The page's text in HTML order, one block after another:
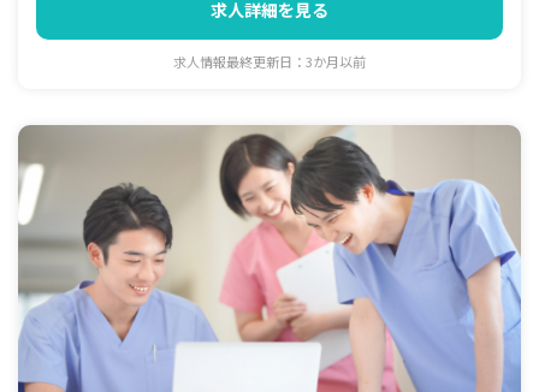
求人詳細を見る
求人情報最終更新日：3か月以前